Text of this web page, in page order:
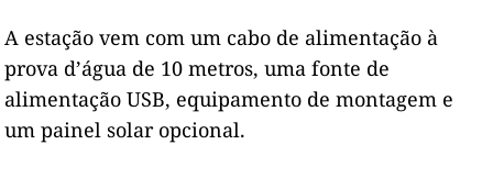
A estação vem com um cabo de alimentação à
prova d’água de 10 metros, uma fonte de
alimentação USB, equipamento de montagem e
um painel solar opcional.